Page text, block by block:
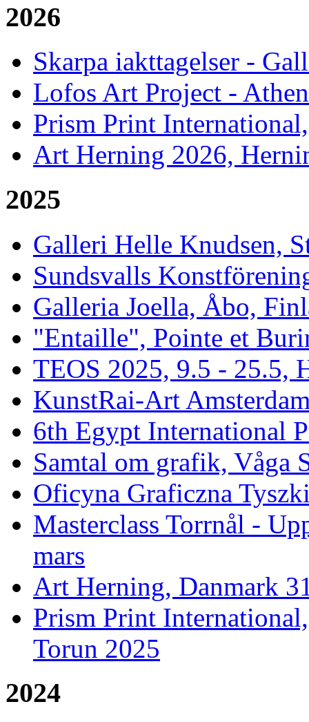
2026
Skarpa iakttagelser -
Lofos Art Project -
Prism Print
Art Herning 2026,
2025
Galleri Helle Knudsen,
Sundsvalls
Galleria Joella, Åbo,
"Entaille", Pointe et
TEOS 2025, 9.5 - 25.5,
KunstRai-Art
6th Egypt International
Samtal om grafik, Våga
Oficyna Graficzna
Masterclass Torrnål -
mars
Art Herning, Danmark
Prism Print
Torun 2025
2024